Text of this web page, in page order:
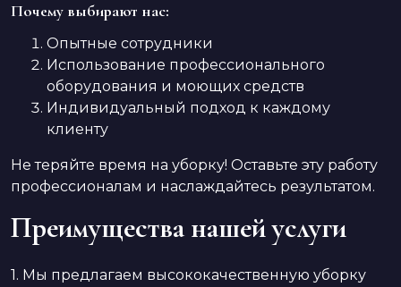
Почему выбирают нас:
Опытные сотрудники
Использование профессионального
оборудования и моющих средств
Индивидуальный подход к каждому
клиенту
Не теряйте время на уборку! Оставьте эту работу
профессионалам и наслаждайтесь результатом.
Преимущества нашей услуги
1. Мы предлагаем высококачественную уборку